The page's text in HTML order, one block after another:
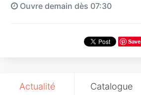
Ouvre demain dès 07:30
Save
Actualité Catalogue